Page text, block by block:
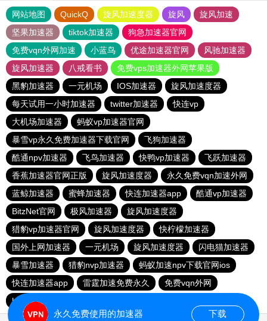
网站地图 QuickQ 旋风加速度器 旋风
旋风加速
坚果加速器
tiktok加速器
狗急加速器官网
免费vqn外网加速
小蓝鸟 优途加速器官网
风驰加速器
旋风加速器
八戒看书
免费vps加速器外网苹果版
黑豹加速器
一元机场 IOS加速器
旋风加速度器
每天试用一小时加速器
twitter加速器
快连vp
大机场加速器
蚂蚁vp加速器官网
暴雪vp永久免费加速器下载官网
飞狗加速器
酷通npv加速器
飞鸟加速器 快鸭vp加速器
飞跃加速器
香蕉加速器官网正版
旋风加速度器
永久免费vqn加速外网
蓝鲸加速器
蜜蜂加速器 快连加速器app
酷通vp加速器
BitzNet官网
极风加速器
旋风加速度器
猎豹vp加速器官网
旋风加速度器
快柠檬加速器
国外上网加速器
一元机场 旋风加速度器
闪电猫加速器
暴雪加速器
猎豹nvp加速器
蚂蚁加速npv下载官网ios
快连加速器app
雷霆加速免费永久
免费vqn外网
hammer加速器
永久免费使用的加速器 下载